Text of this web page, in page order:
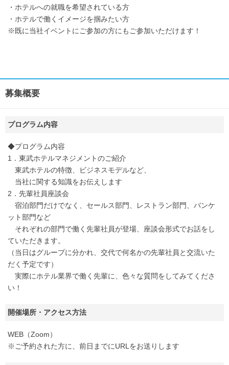
・ホテルへの就職を希望されている方
・ホテルで働くイメージを掴みたい方
※既に当社イベントにご参加の方にもご参加いただけます！
募集概要
プログラム内容
◆プログラム内容
1．東武ホテルマネジメントのご紹介
東武ホテルの特徴、ビジネスモデルなど、
当社に関する知識をお伝えします
2．先輩社員座談会
宿泊部門だけでなく、セールス部門、レストラン部門、バンケ
ット部門など
それぞれの部門で働く先輩社員が登場、座談会形式でお話をし
ていただきます。
（当日はグループに分かれ、交代で何名かの先輩社員と交流いた
だく予定です）
実際にホテル業界で働く先輩に、色々な質問をしてみてくださ
い！
開催場所・アクセス方法
WEB（Zoom）
※ご予約された方に、前日までにURLをお送りします